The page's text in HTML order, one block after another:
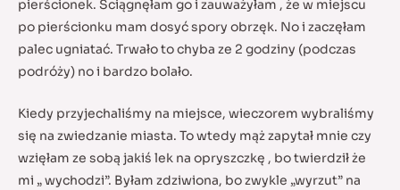
pierścionek. Ściągnęłam go i zauważyłam , że w miejscu
po pierścionku mam dosyć spory obrzęk. No i zaczęłam
palec ugniatać. Trwało to chyba ze 2 godziny (podczas
podróży) no i bardzo bolało.
Kiedy przyjechaliśmy na miejsce, wieczorem wybraliśmy
się na zwiedzanie miasta. To wtedy mąż zapytał mnie czy
wzięłam ze sobą jakiś lek na opryszczkę , bo twierdził że
mi „ wychodzi”. Byłam zdziwiona, bo zwykle „wyrzut” na